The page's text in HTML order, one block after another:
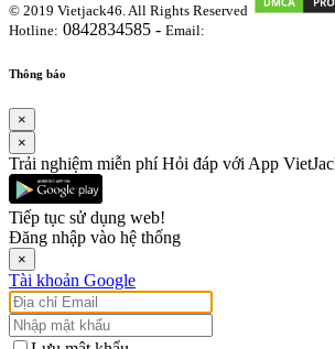
© 2019 Vietjack46. All Rights Reserved
Hotline: 0842834585 - Email:
Thông báo
×
×
Trải nghiệm miễn phí Hỏi đáp với App
Tiếp tục sử dụng web!
Đăng nhập vào hệ thống
×
Tài khoản Google